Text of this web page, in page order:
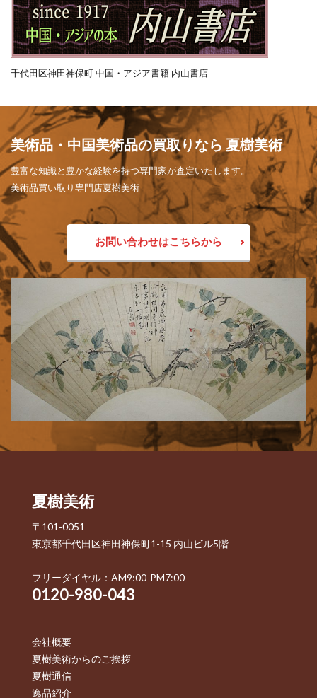
千代田区神田神保町 中国・アジア書籍 内山書店
美術品・中国美術品の買取りなら 夏樹美術
豊富な知識と豊かな経験を持つ専門家が査定いたします。
美術品買い取り専門店夏樹美術
お問い合わせはこちらから
夏樹美術
〒101-0051
東京都千代田区神田神保町1-15 内山ビル5階
フリーダイヤル：AM9:00-PM7:00
0120-980-043
会社概要
夏樹美術からのご挨拶
夏樹通信
逸品紹介